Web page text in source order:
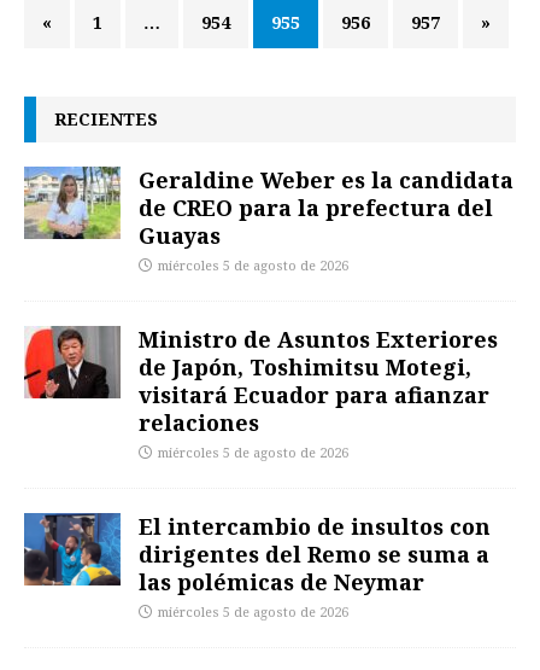
« 1 … 954 955 956 957 »
RECIENTES
Geraldine Weber es la candidata
de CREO para la prefectura del
Guayas
miércoles 5 de agosto de 2026
Ministro de Asuntos Exteriores
de Japón, Toshimitsu Motegi,
visitará Ecuador para afianzar
relaciones
miércoles 5 de agosto de 2026
El intercambio de insultos con
dirigentes del Remo se suma a
las polémicas de Neymar
miércoles 5 de agosto de 2026